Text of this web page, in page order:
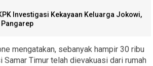
Investigasi Kekayaan Keluarga Jokowi,
mengatakan, sebanyak hampir 30 ribu
Timur telah dievakuasi dari rumah